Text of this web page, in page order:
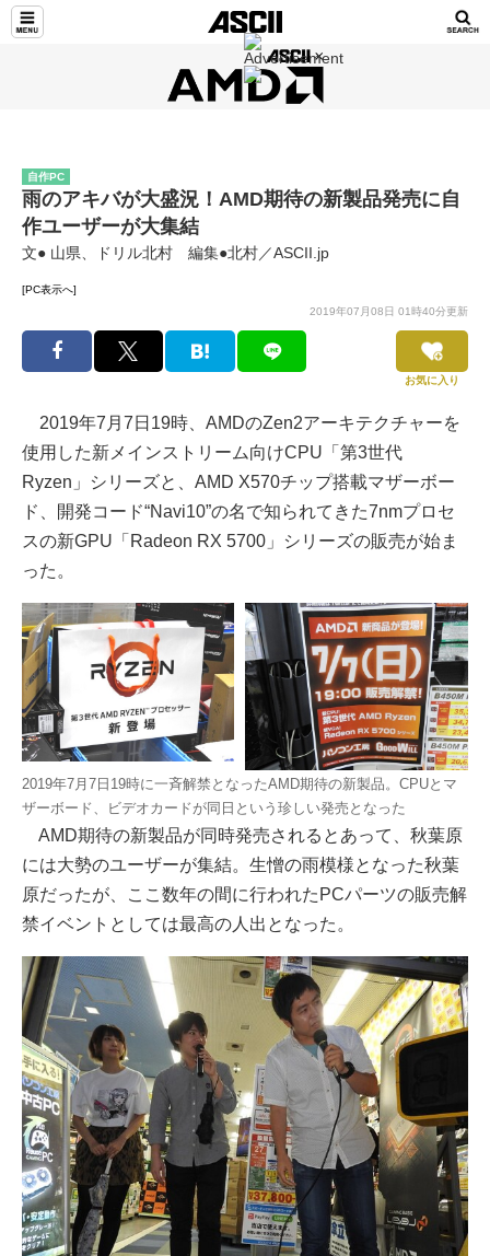
自作PC
雨のアキバが大盛況！AMD期待の新製品発売に自
作ユーザーが大集結
文● 山県、ドリル北村 編集●北村／ASCII.jp
[PC表示へ]
2019年07月08日 01時40分更新
お気に入り
2019年7月7日19時、AMDのZen2アーキテクチャーを
使用した新メインストリーム向けCPU「第3世代
Ryzen」シリーズと、AMD X570チップ搭載マザーボー
ド、開発コード“Navi10”の名で知られてきた7nmプロセ
スの新GPU「Radeon RX 5700」シリーズの販売が始ま
った。
2019年7月7日19時に一斉解禁となったAMD期待の新製品。CPUとマ
ザーボード、ビデオカードが同日という珍しい発売となった
AMD期待の新製品が同時発売されるとあって、秋葉原
には大勢のユーザーが集結。生憎の雨模様となった秋葉
原だったが、ここ数年の間に行われたPCパーツの販売解
禁イベントとしては最高の人出となった。